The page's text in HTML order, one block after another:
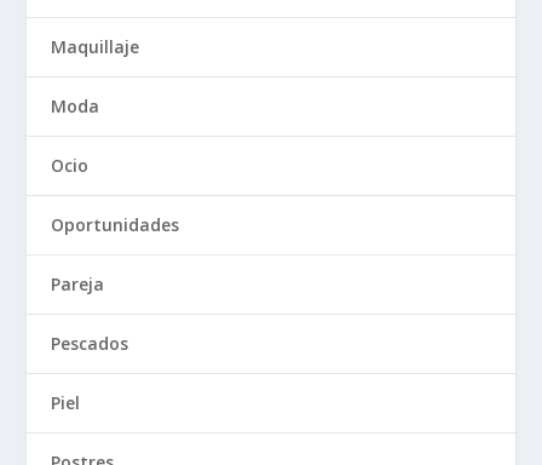
Maquillaje
Moda
Ocio
Oportunidades
Pareja
Pescados
Piel